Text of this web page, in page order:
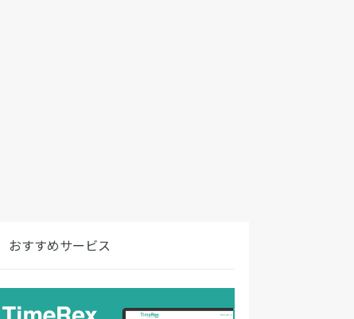
おすすめサービス